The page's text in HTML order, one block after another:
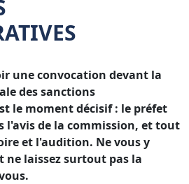
une convocation devant la
des sanctions
le moment décisif : le préfet
l'avis de la commission, et tout
et l'audition. Ne vous y
ne laissez surtout pas la